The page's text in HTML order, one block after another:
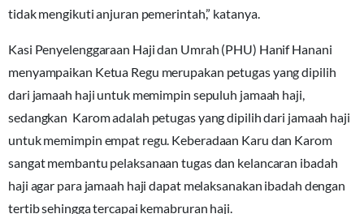
tidak mengikuti anjuran pemerintah,” katanya.
Kasi Penyelenggaraan Haji dan Umrah (PHU) Hanif Hanani
menyampaikan Ketua Regu merupakan petugas yang dipilih
dari jamaah haji untuk memimpin sepuluh jamaah haji,
sedangkan Karom adalah petugas yang dipilih dari jamaah haji
untuk memimpin empat regu. Keberadaan Karu dan Karom
sangat membantu pelaksanaan tugas dan kelancaran ibadah
haji agar para jamaah haji dapat melaksanakan ibadah dengan
tertib sehingga tercapai kemabruran haji.